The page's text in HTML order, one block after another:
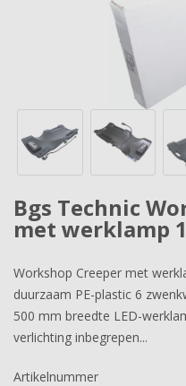
Bgs Technic
met werklamp
Workshop Creeper met
duurzaam PE-plastic 6
500 mm breedte LED-
verlichting inbegrepen...
Artikelnummer